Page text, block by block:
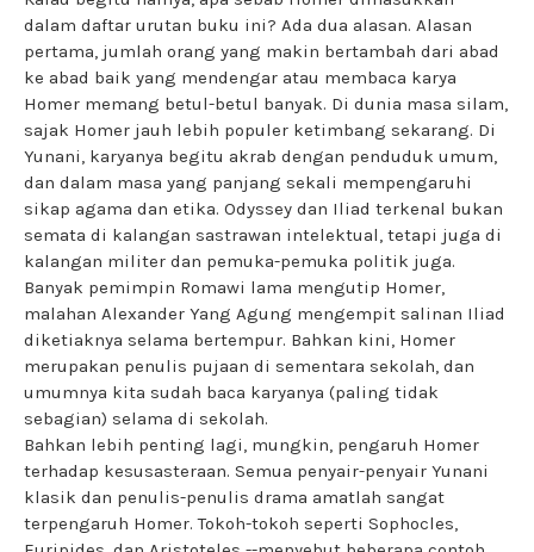
dalam daftar urutan buku ini? Ada dua alasan. Alasan
pertama, jumlah orang yang makin bertambah dari abad
ke abad baik yang mendengar atau membaca karya
Homer memang betul-betul banyak. Di dunia masa silam,
sajak Homer jauh lebih populer ketimbang sekarang. Di
Yunani, karyanya begitu akrab dengan penduduk umum,
dan dalam masa yang panjang sekali mempengaruhi
sikap agama dan etika. Odyssey dan Iliad terkenal bukan
semata di kalangan sastrawan intelektual, tetapi juga di
kalangan militer dan pemuka-pemuka politik juga.
Banyak pemimpin Romawi lama mengutip Homer,
malahan Alexander Yang Agung mengempit salinan Iliad
diketiaknya selama bertempur. Bahkan kini, Homer
merupakan penulis pujaan di sementara sekolah, dan
umumnya kita sudah baca karyanya (paling tidak
sebagian) selama di sekolah.
Bahkan lebih penting lagi, mungkin, pengaruh Homer
terhadap kesusasteraan. Semua penyair-penyair Yunani
klasik dan penulis-penulis drama amatlah sangat
terpengaruh Homer. Tokoh-tokoh seperti Sophocles,